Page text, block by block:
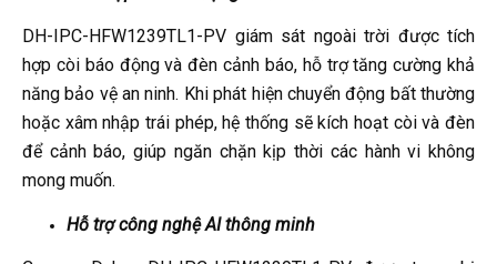
DH-IPC-HFW1239TL1-PV giám sát ngoài trời được tích
hợp còi báo động và đèn cảnh báo, hỗ trợ tăng cường khả
năng bảo vệ an ninh. Khi phát hiện chuyển động bất thường
hoặc xâm nhập trái phép, hệ thống sẽ kích hoạt còi và đèn
để cảnh báo, giúp ngăn chặn kịp thời các hành vi không
mong muốn.
Hỗ trợ công nghệ AI thông minh